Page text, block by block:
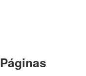
Páginas